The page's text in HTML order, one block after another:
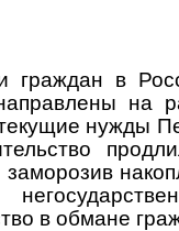
граждан в
на
нужды
в обмане